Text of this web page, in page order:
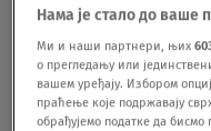
se razvrstavaju u
sistemi i
I upravo ono što
Нама је стало до ваше
Ми и наши партнери, њих
о прегледању или
вашем уређају. Избором
праћење које подржавају
обрађујемо податке да